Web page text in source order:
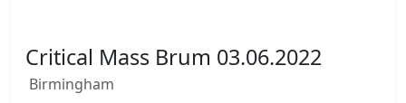
Critical Mass Brum 03.06.2022
Birmingham